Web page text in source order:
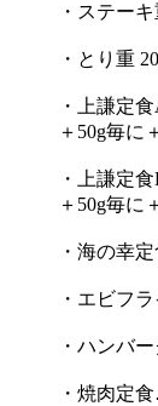
・ステー
・とり重
・上謙定
＋50g毎に
・上謙定
＋50g毎に
・海の幸
・エビフ
・ハンバ
・焼肉定